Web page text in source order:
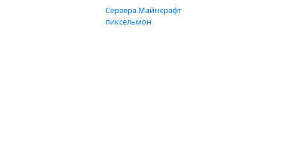
Сервера Майнкрафт
пиксельмон